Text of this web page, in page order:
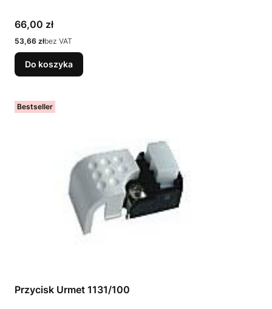
Cena
66,00 zł
Cena
53,66 złbez VAT
Do koszyka
Bestseller
Przycisk Urmet 1131/100